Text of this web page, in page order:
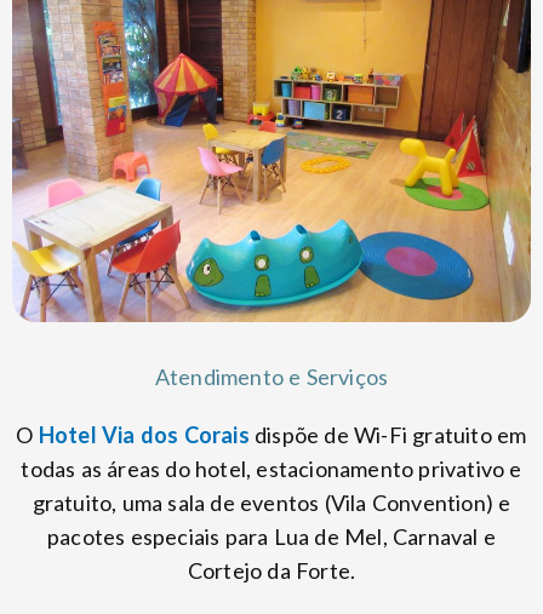
Atendimento e Serviços
O Hotel Via dos Corais dispõe de Wi-Fi gratuito em
todas as áreas do hotel, estacionamento privativo e
gratuito, uma sala de eventos (Vila Convention) e
pacotes especiais para Lua de Mel, Carnaval e
Cortejo da Forte.